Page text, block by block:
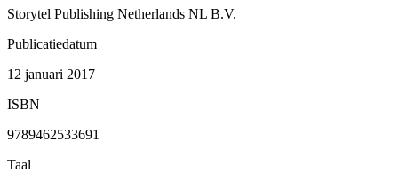
Storytel Publishing Netherlands NL B.V.
Publicatiedatum
12 januari 2017
ISBN
9789462533691
Taal